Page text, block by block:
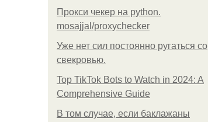
Прокси чекер на python.
mosajjal/proxychecker
Уже нет сил постоянно ругаться со
свекровью.
Top TikTok Bots to Watch in 2024: A
Comprehensive Guide
В том случае, если баклажаны